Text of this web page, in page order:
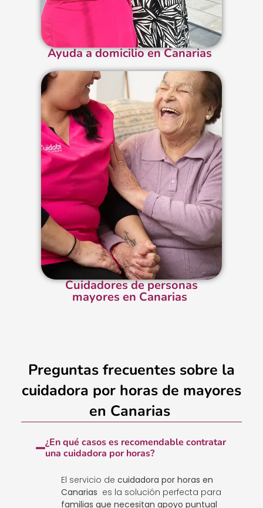
Ayuda a domicilio en Canarias
Cuidadores de personas
mayores en Canarias
Preguntas frecuentes sobre la
cuidadora por horas de mayores
en Canarias
¿En qué casos es recomendable contratar
una cuidadora por horas?
El servicio de cuidadora por horas en
Canarias es la solución perfecta para
familias que necesitan apoyo puntual